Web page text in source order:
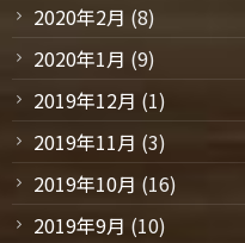
2020年2月 (8)
2020年1月 (9)
2019年12月 (1)
2019年11月 (3)
2019年10月 (16)
2019年9月 (10)